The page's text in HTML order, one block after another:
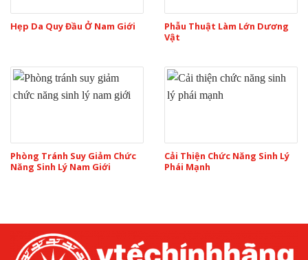
Hẹp Da Quy Đầu Ở Nam Giới
Phẫu Thuật Làm Lớn Dương
Vật
Phòng Tránh Suy Giảm Chức
Năng Sinh Lý Nam Giới
Cải Thiện Chức Năng Sinh Lý
Phái Mạnh